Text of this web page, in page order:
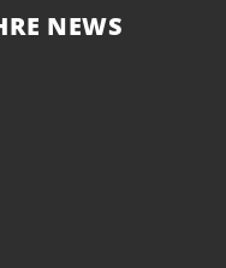
NEWS